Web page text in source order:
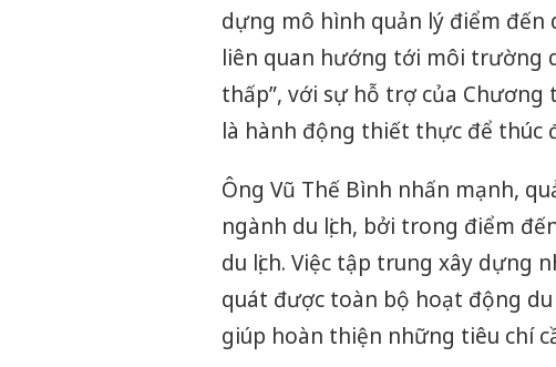
dựng mô hình quản lý điểm đến
liên quan hướng tới môi trường
thấp”, với sự hỗ trợ của
là hành động thiết thực để thúc
Ông Vũ Thế Bình nhấn mạnh,
ngành du lịch, bởi trong điểm
du lịch. Việc tập trung xây dựng
quát được toàn bộ hoạt động
giúp hoàn thiện những tiêu chí